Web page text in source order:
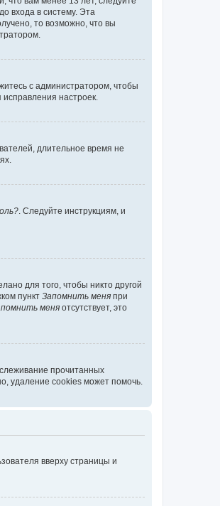
входа в систему. Эта
то возможно, что вы
с администратором, чтобы
настроек.
длительное время не
. Следуйте инструкциям, и
для того, чтобы никто другой
пункт Запомнить меня при
меня отсутствует, это
прочитанных
удаление cookies может помочь.
вверху страницы и